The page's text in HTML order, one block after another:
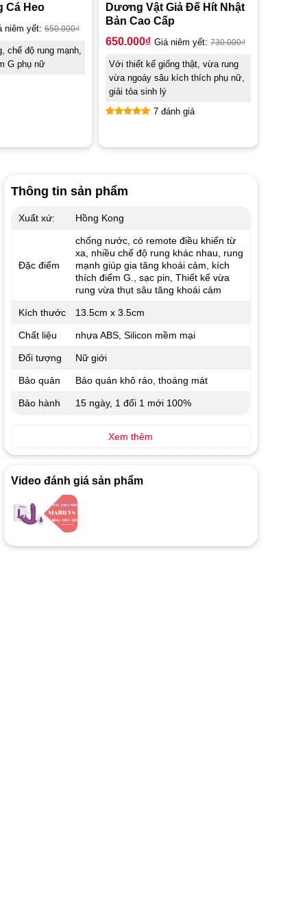
Cá Heo
niêm yết: 650.000₫
chế độ rung mạnh,
G phụ nữ
Dương Vật Giả Đế Hít Nhật
Bản Cao Cấp
5 sao
650.000₫ Giá niêm yết: 730.000₫
Với thiết kế giống thật, vừa rung
vừa ngoáy sâu kích thích phụ nữ,
giải tỏa sinh lý
7 đánh giá
Thông tin sản phẩm
Xuất xứ: Hồng Kong
Đặc điểm
chống nước, có remote điều khiển từ
xa, nhiều chế độ rung khác nhau, rung
mạnh giúp gia tăng khoái cảm, kích
thích điểm G., sạc pin, Thiết kế vừa
rung vừa thụt sâu tăng khoái cảm
Kích thước 13.5cm x 3.5cm
Chất liệu nhựa ABS, Silicon mềm mại
Đối tượng Nữ giới
Bảo quản Bảo quản khô ráo, thoáng mát
Bảo hành 15 ngày, 1 đổi 1 mới 100%
Xem thêm
Video đánh giá sản phẩm